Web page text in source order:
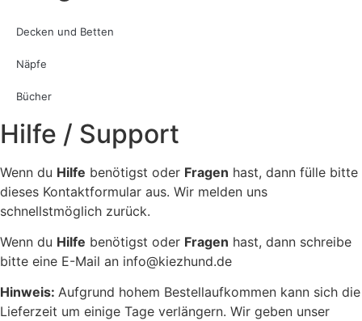
Decken und Betten
Näpfe
Bücher
Hilfe / Support
Wenn du Hilfe benötigst oder Fragen hast, dann fülle bitte
dieses Kontaktformular aus. Wir melden uns
schnellstmöglich zurück.
Wenn du Hilfe benötigst oder Fragen hast, dann schreibe
bitte eine E-Mail an info@kiezhund.de
Hinweis: Aufgrund hohem Bestellaufkommen kann sich die
Lieferzeit um einige Tage verlängern. Wir geben unser